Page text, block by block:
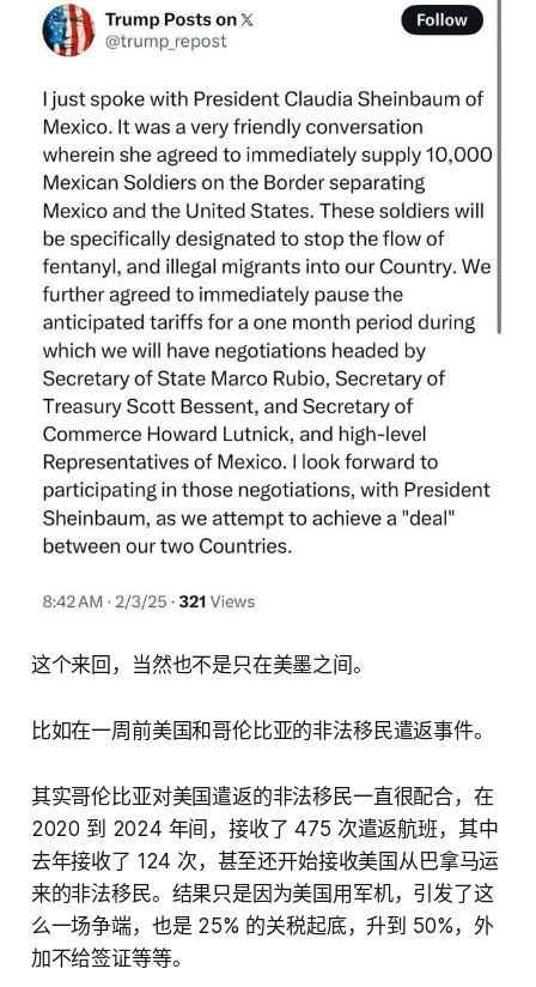
这个来回，当然也不是只在美墨之间。
比如在一周前美国和哥伦比亚的非法移民遣返事件。
其实哥伦比亚对美国遣返的非法移民一直很配合，在
2020 到 2024 年间，接收了 475 次遣返航班，其中
去年接收了 124 次，甚至还开始接收美国从巴拿马运
来的非法移民。结果只是因为美国用军机，引发了这
么一场争端，也是 25% 的关税起底，升到 50%，外
加不给签证等等。